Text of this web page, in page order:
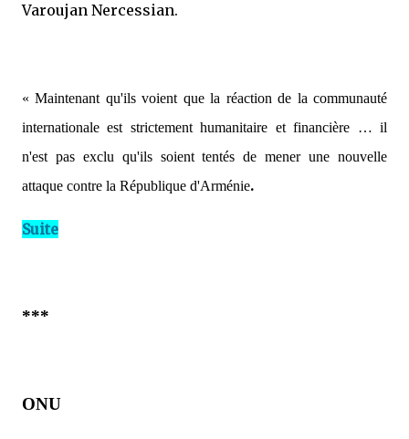
Varoujan Nercessian.
« Maintenant qu'ils voient que la réaction de la communauté
internationale est strictement humanitaire et financière … il
n'est pas exclu qu'ils soient tentés de mener une nouvelle
attaque contre la République d'Arménie.
Suite
***
ONU